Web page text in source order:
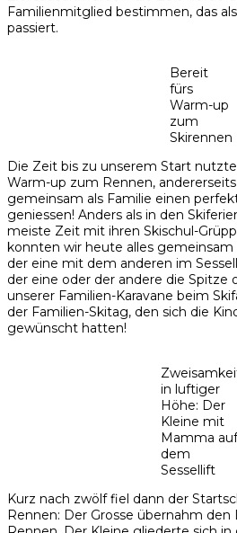
Familienmitglied bestimmen, das
passiert.
Bereit
fürs
Warm-up
zum
Skirennen
Die Zeit bis zu unserem Start
Warm-up zum Rennen,
gemeinsam als Familie einen
geniessen! Anders als in den
meiste Zeit mit ihren Skischul-
konnten wir heute alles
der eine mit dem anderen im
der eine oder der andere die Spitze
unserer Familien-Karavane beim
der Familien-Skitag, den sich die
gewünscht hatten!
in luftiger
Höhe: Der
Kleine mit
Mamma auf
dem
Sessellift
Kurz nach zwölf fiel dann der
Rennen: Der Grosse übernahm den